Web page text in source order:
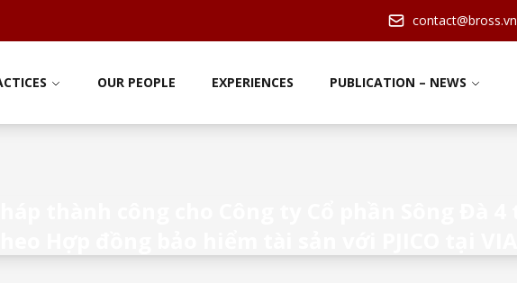
contact@bross.vn
OUR PEOPLE EXPERIENCES PUBLICATION – NEWS